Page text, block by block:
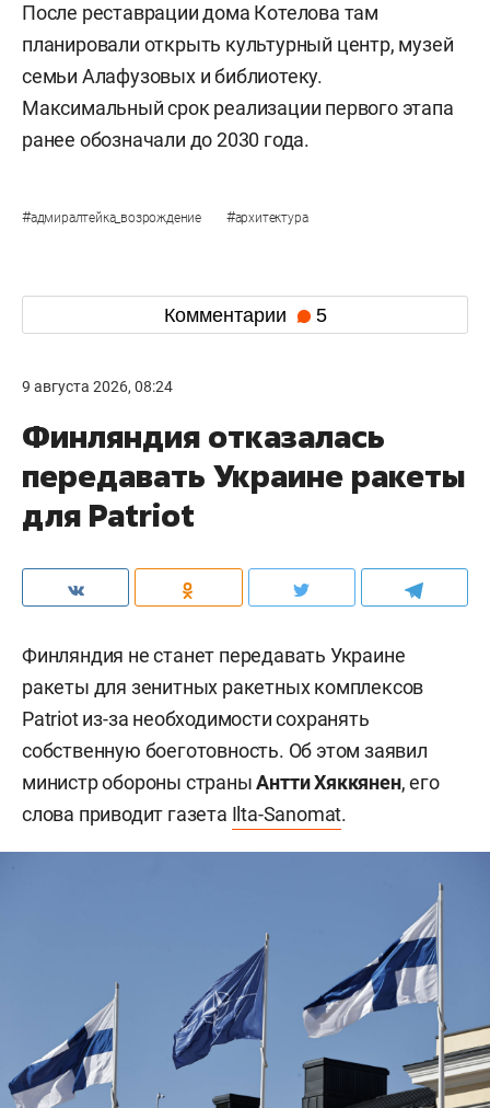
После реставрации дома Котелова там
планировали открыть культурный центр, музей
семьи Алафузовых и библиотеку.
Максимальный срок реализации первого этапа
ранее обозначали до 2030 года.
#адмиралтейка_возрождение #архитектура
Комментарии 5
9 августа 2026, 08:24
Финляндия отказалась
передавать Украине ракеты
для Patriot
Финляндия не станет передавать Украине
ракеты для зенитных ракетных комплексов
Patriot из-за необходимости сохранять
собственную боеготовность. Об этом заявил
министр обороны страныАнтти Хяккянен, его
слова приводит газета Ilta-Sanomat.